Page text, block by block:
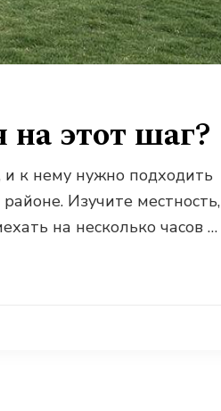
этот шаг?
к нему нужно подходить
Изучите местность,
на несколько часов …